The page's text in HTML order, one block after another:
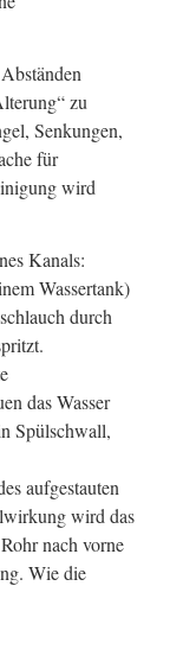
zu
Senkungen,
für
wird
Kanals:
Wassertank)
durch
das Wasser
Spülschwall,
aufgestauten
wird das
nach vorne
Wie die